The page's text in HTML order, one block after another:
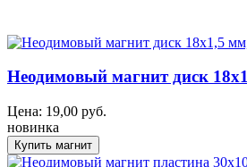
Неодимовый магнит диск
Цена: 19,00 руб.
новинка